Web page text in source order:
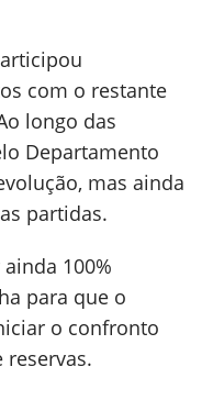
com o restante
longo das
Departamento
mas ainda
partidas.
100%
para que o
o confronto
reservas.